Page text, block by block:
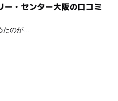
ー・センター大阪の口コミ